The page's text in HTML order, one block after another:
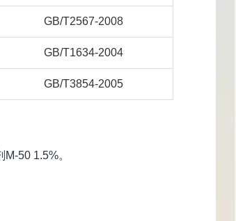
GB/T2567-2008
GB/T1634-2004
GB/T3854-2005
50 1.5%。